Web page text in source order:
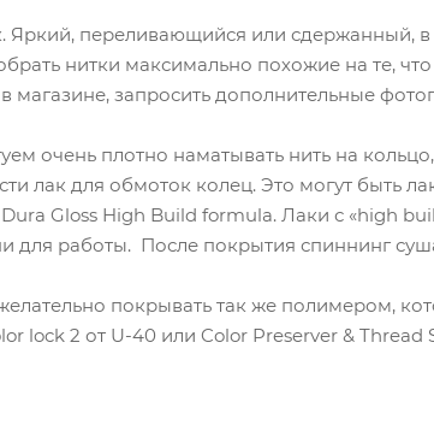
Яркий, переливающийся или сдержанный,
нитки максимально похожие на те,
магазине, запросить дополнительные
очень плотно наматывать нить на
лак для обмоток колец. Это могут быть
Gloss High Build formula. Лаки с «high
для работы. После покрытия спиннинг
покрывать так же полимером,
lock 2 от U-40 или Color Preserver &